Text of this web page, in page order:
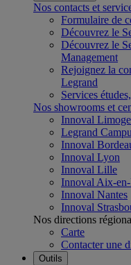
Nos contacts et
Formulaire de
Découvrez le
Découvrez le
Management
Rejoignez la
Legrand
Services
Nos showrooms et
Innoval
Legrand
Innoval
Innoval Lyon
Innoval Lille
Innoval Aix-
Innoval Nantes
Innoval
Nos directions
Carte
Contacter une
Outils